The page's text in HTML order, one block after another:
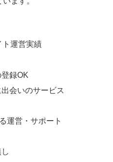
ト運営実績
録OK
会いのサービス
運営・サポート